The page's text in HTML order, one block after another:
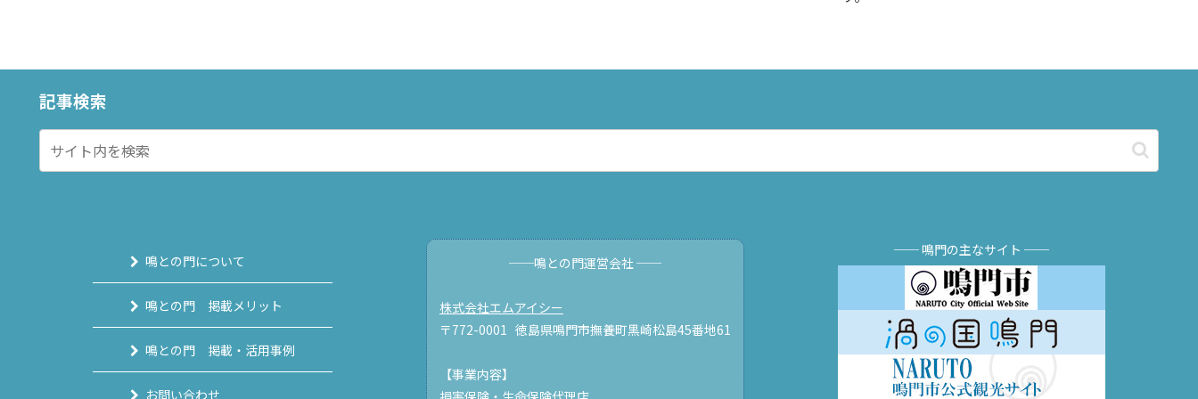
記事検索
鳴との門について
鳴との門 掲載メリット
鳴との門 掲載・活用事例
お問い合わせ
──鳴との門運営会社 ──
株式会社エムアイシー
〒772-0001 徳島県鳴門市撫養町黒崎松島45番地61
【事業内容】
── 鳴門の主なサイト ──